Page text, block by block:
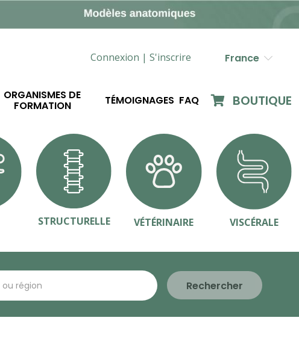
Connexion | S'inscrire France
ORGANISMES DE
FORMATION TÉMOIGNAGES FAQ BOUTIQUE
STRUCTURELLE VÉTÉRINAIRE VISCÉRALE
Rechercher